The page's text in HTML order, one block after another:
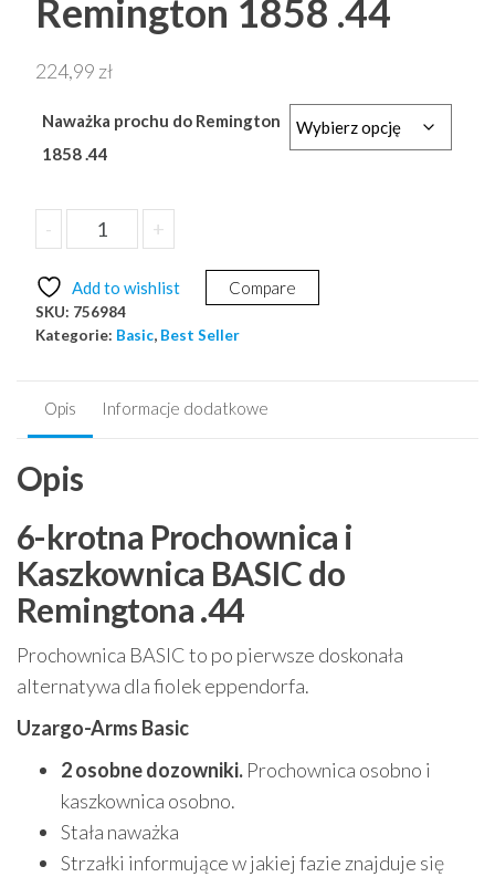
Remington 1858 .44
224,99 zł
Naważka prochu do Remington
1858 .44
-
ilość
Prochownica
Kaszkownica
Basic
1858
.44
+
Add to wishlist Compare
SKU: 756984
Kategorie: Basic, Best Seller
Opis Informacje dodatkowe
Opis
6-krotna Prochownica i
Kaszkownica BASIC do
Remingtona .44
Prochownica BASIC to po pierwsze doskonała
alternatywa dla fiolek eppendorfa.
Uzargo-Arms Basic
2 osobne dozowniki. Prochownica osobno i
kaszkownica osobno.
Stała naważka
Strzałki informujące w jakiej fazie znajduje się